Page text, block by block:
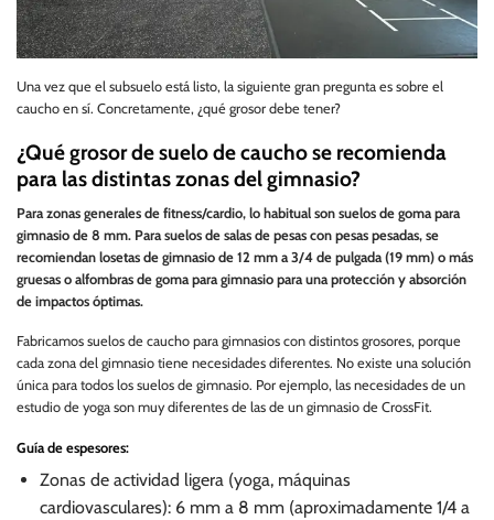
Una vez que el subsuelo está listo, la siguiente gran pregunta es sobre el
caucho en sí. Concretamente, ¿qué grosor debe tener?
¿Qué grosor de suelo de caucho se recomienda
para las distintas zonas del gimnasio?
Para zonas generales de fitness/cardio, lo habitual son suelos de goma para
gimnasio de 8 mm. Para suelos de salas de pesas con pesas pesadas, se
recomiendan losetas de gimnasio de 12 mm a 3/4 de pulgada (19 mm) o más
gruesas o alfombras de goma para gimnasio para una protección y absorción
de impactos óptimas.
Fabricamos suelos de caucho para gimnasios con distintos grosores, porque
cada zona del gimnasio tiene necesidades diferentes. No existe una solución
única para todos los suelos de gimnasio. Por ejemplo, las necesidades de un
estudio de yoga son muy diferentes de las de un gimnasio de CrossFit.
Guía de espesores:
Zonas de actividad ligera (yoga, máquinas
cardiovasculares): 6 mm a 8 mm (aproximadamente 1/4 a